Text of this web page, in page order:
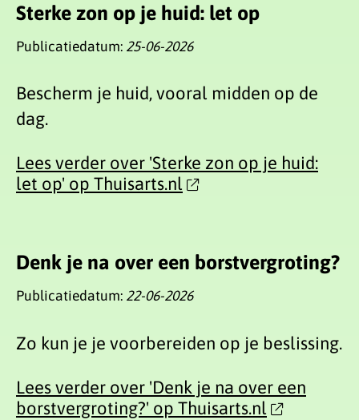
Sterke zon op je huid: let op
Publicatiedatum: 25-06-2026
Bescherm je huid, vooral midden op de
dag.
Lees verder over 'Sterke zon op je huid:
let op' op Thuisarts.nl
Denk je na over een borstvergroting?
Publicatiedatum: 22-06-2026
Zo kun je je voorbereiden op je beslissing.
Lees verder over 'Denk je na over een
borstvergroting?' op Thuisarts.nl